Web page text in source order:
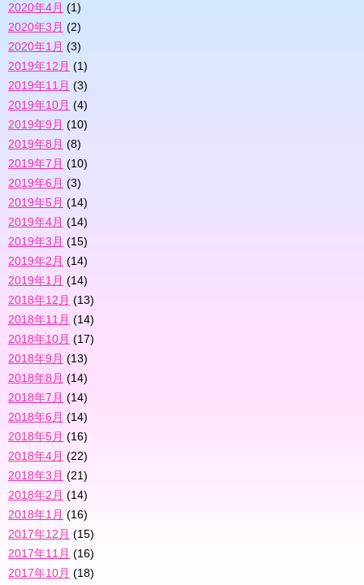
2020年4月 (1)
2020年3月 (2)
2020年1月 (3)
2019年12月 (1)
2019年11月 (3)
2019年10月 (4)
2019年9月 (10)
2019年8月 (8)
2019年7月 (10)
2019年6月 (3)
2019年5月 (14)
2019年4月 (14)
2019年3月 (15)
2019年2月 (14)
2019年1月 (14)
2018年12月 (13)
2018年11月 (14)
2018年10月 (17)
2018年9月 (13)
2018年8月 (14)
2018年7月 (14)
2018年6月 (14)
2018年5月 (16)
2018年4月 (22)
2018年3月 (21)
2018年2月 (14)
2018年1月 (16)
2017年12月 (15)
2017年11月 (16)
2017年10月 (18)